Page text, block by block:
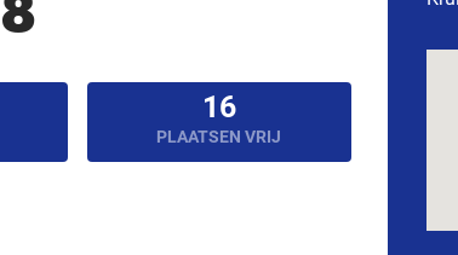
16
PLAATSEN VRIJ